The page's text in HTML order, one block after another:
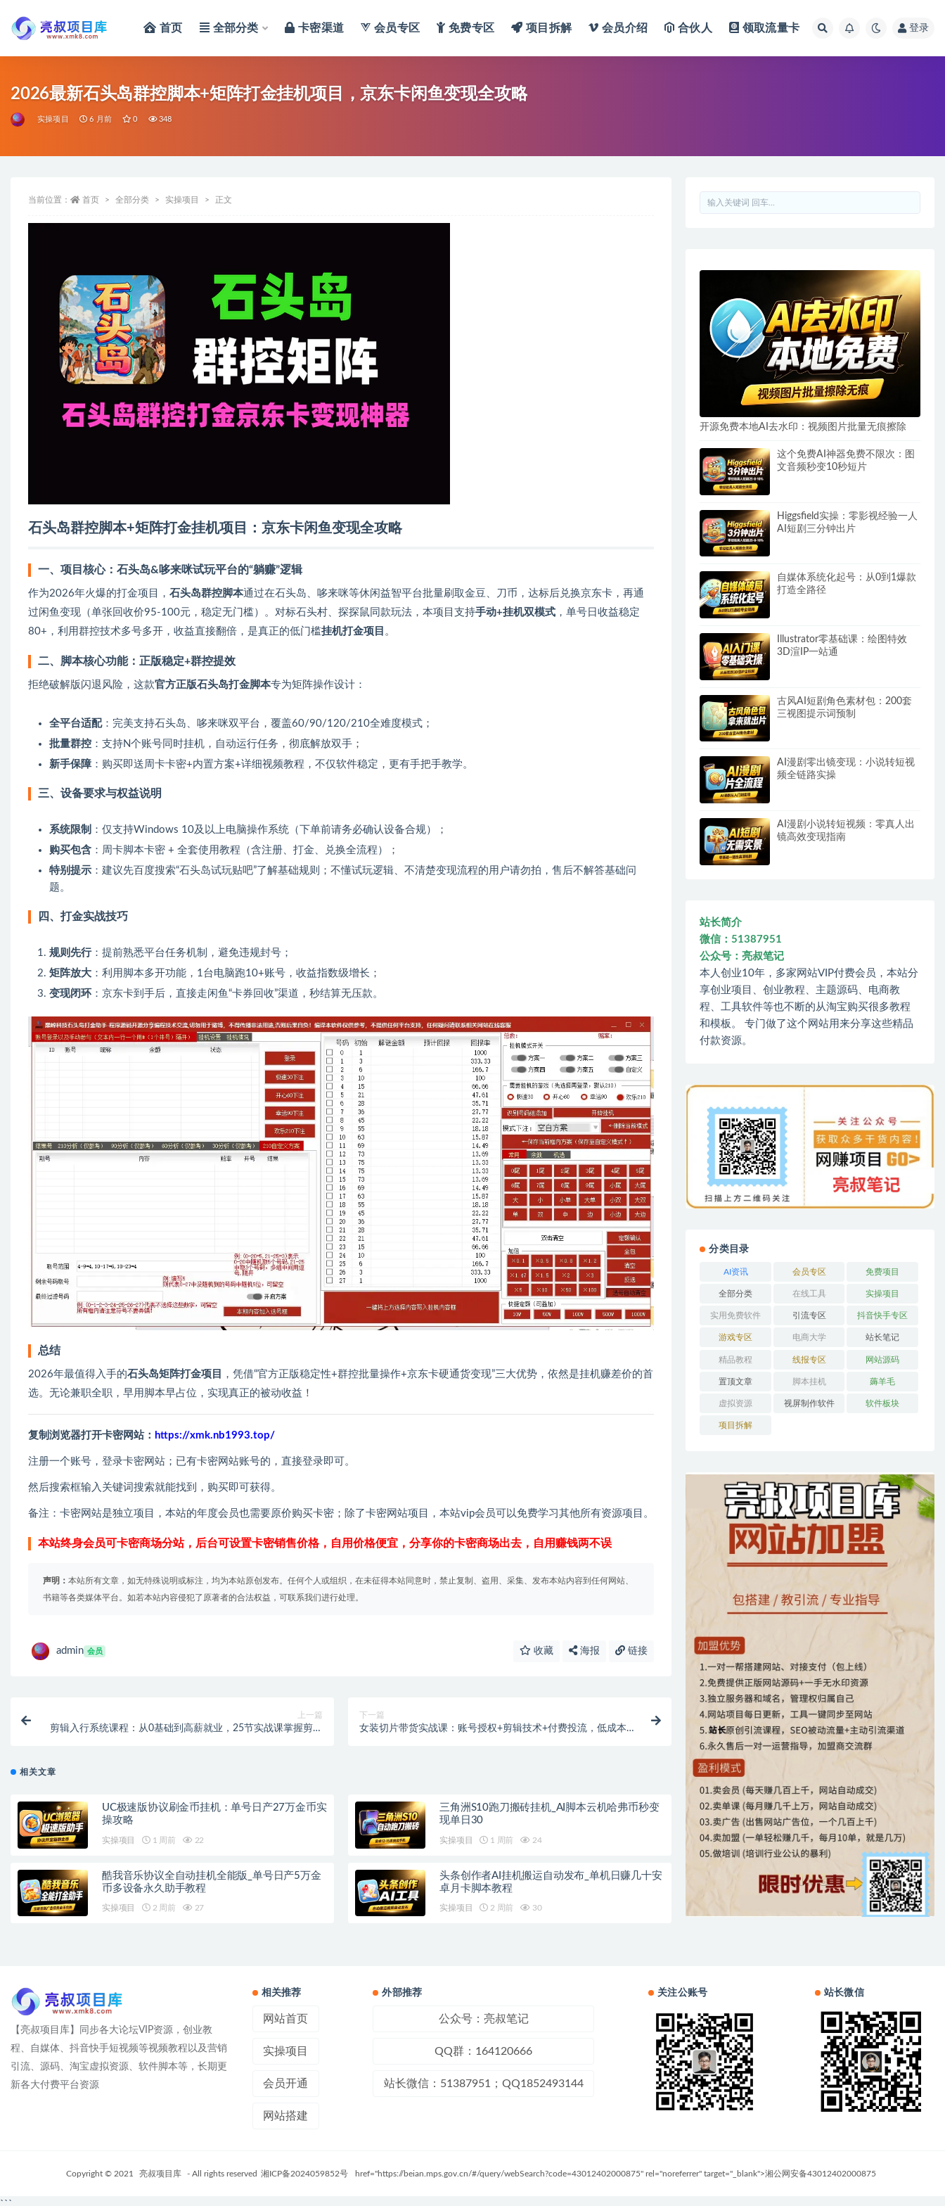
首页 全部分类 卡密渠道 会员专区 免费专区 项目拆解 会员介绍 合伙人 领取流量卡 登录
2026最新石头岛群控脚本+矩阵打金挂机项目，京东卡闲鱼变现全攻略
实操项目 6 月前 0 348
当前位置： 首页 全部分类 实操项目 正文
石头岛群控脚本+矩阵打金挂机项目：京东卡闲鱼变现全攻略
一、项目核心：石头岛&哆来咪试玩平台的“躺赚”逻辑
作为2026年火爆的打金项目， 石头岛群控脚本通过在石头岛、哆来咪等休闲益智平台批量刷取金豆、刀币，达标后兑换京东卡，再通
过闲鱼变现（单张回收价95-100元，稳定无门槛）。对标石头村、探探鼠同款玩法，本项目支持手动+挂机双模式 ，单号日收益稳定
80+，利用群控技术多号多开，收益直接翻倍，是真正的低门槛挂机打金项目 。
二、脚本核心功能：正版稳定+群控提效
拒绝破解版闪退风险，这款官方正版石头岛打金脚本专为矩阵操作设计：
全平台适配：完美支持石头岛、哆来咪双平台，覆盖60/90/120/210全难度模式；
批量群控 ：支持N个账号同时挂机，自动运行任务，彻底解放双手；
新手保障 ：购买即送周卡卡密+内置方案+详细视频教程，不仅软件稳定，更有手把手教学。
三、设备要求与权益说明
系统限制 ：仅支持Windows 10及以上电脑操作系统（下单前请务必确认设备合规）；
购买包含 ：周卡脚本卡密 + 全套使用教程（含注册、打金、兑换全流程）；
特别提示 ：建议先百度搜索“石头岛试玩贴吧”了解基础规则；不懂试玩逻辑、不清楚变现流程的用户请勿拍，售后不解答基础问
题。
四、打金实战技巧
规则先行：提前熟悉平台任务机制，避免违规封号；
矩阵放大 ：利用脚本多开功能，1台电脑跑10+账号，收益指数级增长；
变现闭环 ：京东卡到手后，直接走闲鱼“卡券回收”渠道，秒结算无压款。
总结
2026年最值得入手的石头岛矩阵打金项目
，凭借“官方正版稳定性+群控批量操作+京东卡硬通货变现”三大优势，依然是挂机赚差价的首
选。无论兼职全职，早用脚本早占位，实现真正的被动收益！
复制浏览器打开卡密网站： https://xmk.nb1993.top/
注册一个账号，登录卡密网站；已有卡密网站账号的，直接登录即可。
然后搜索框输入关键词搜索就能找到，购买即可获得。
备注：卡密网站是独立项目，本站的年度会员也需要原价购买卡密；除了卡密网站项目，本站vip会员可以免费学习其他所有资源项目。
本站终身会员可卡密商场分站，后台可设置卡密销售价格，自用价格便宜，分享你的卡密商场出去，自用赚钱两不误
声明： 本站所有文章，如无特殊说明或标注，均为本站原创发布。任何个人或组织，在未征得本站同意时，禁止复制、盗用、采集、发布本站内容到任何网站、
书籍等各类媒体平台。如若本站内容侵犯了原著者的合法权益，可联系我们进行处理。
admin 会员 收藏 海报 链接
上一篇
剪辑入行系统课程：从0基础到高薪就业，25节实战课掌握剪辑
下一篇
女装切片带货实战课：账号授权+剪辑技术+付费投流，低成本快
相关文章
UC极速版协议刷金币挂机：单号日产27万金币实
操攻略
实操项目 1 周前 22
三角洲S10跑刀搬砖挂机_AI脚本云机哈弗币秒变
现单日30
实操项目 1 周前 24
酷我音乐协议全自动挂机全能版_单号日产5万金
币多设备永久助手教程
实操项目 2 周前 27
头条创作者AI挂机搬运自动发布_单机日赚几十安
卓月卡脚本教程
实操项目 2 周前 30
开源免费本地AI去水印：视频图片批量无痕擦除
这个免费AI神器免费不限次：图
文音频秒变10秒短片
Higgsfield实操：零影视经验一人
AI短剧三分钟出片
自媒体系统化起号：从0到1爆款
打造全路径
Illustrator零基础课：绘图特效
3D渲IP一站通
古风AI短剧角色素材包：200套
三视图提示词预制
AI漫剧零出镜变现：小说转短视
频全链路实操
AI漫剧小说转短视频：零真人出
镜高效变现指南
站长简介
微信：51387951
公众号：亮叔笔记
本人创业10年，多家网站VIP付费会员，本站分
享创业项目、创业教程、主题源码、电商教
程、工具软件等也不断的从淘宝购买很多教程
和模板。 专门做了这个网站用来分享这些精品
付款资源。
分类目录
AI资讯 会员专区 免费项目
全部分类 在线工具 实操项目
实用免费软件 引流专区 抖音快手专区
游戏专区 电商大学 站长笔记
精品教程 线报专区 网站源码
置顶文章 脚本挂机 薅羊毛
虚拟资源 视屏制作软件 软件板块
项目拆解
【亮叔项目库】同步各大论坛VIP资源，创业教
程、自媒体、抖音快手短视频等视频教程以及营销
引流、源码、淘宝虚拟资源、软件脚本等，长期更
新各大付费平台资源
相关推荐
网站首页
实操项目
会员开通
网站搭建
外部推荐
公众号：亮叔笔记
QQ群：164120666
站长微信：51387951；QQ1852493144
关注公账号 站长微信
Copyright © 2021 亮叔项目库 - All rights reserved 湘ICP备2024059852号 href="https://beian.mps.gov.cn/#/query/webSearch?code=43012402000875" rel="noreferrer" target="_blank">湘公网安备43012402000875